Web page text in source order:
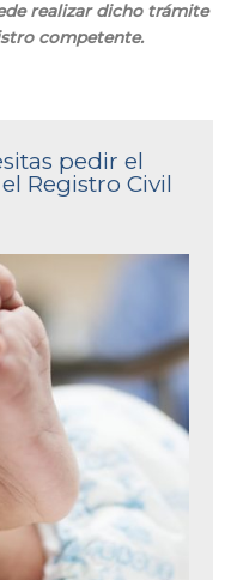
realizar dicho trámite
competente.
pedir el
Registro Civil